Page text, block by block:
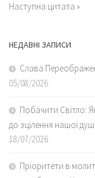
Наступна цитата »
НЕДАВНІ ЗАПИСИ
Слава
05/08/2026
Побачити Світло:
до зцілення нашої
18/07/2026
Пріоритети в